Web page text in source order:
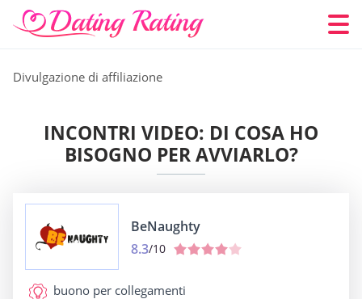
Divulgazione di affiliazione
INCONTRI VIDEO: DI COSA HO
BISOGNO PER AVVIARLO?
BeNaughty
8.3/10
buono per collegamenti